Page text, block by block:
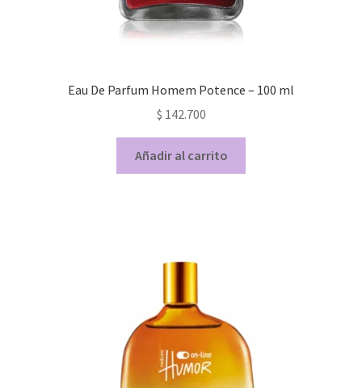
Eau De Parfum Homem Potence – 100 ml
$ 142.700
Añadir al carrito